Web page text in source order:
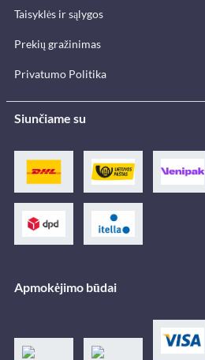
Taisyklės ir sąlygos
Prekių gražinimas
Privatumo Politika
Siunčiame su
Apmokėjimo būdai